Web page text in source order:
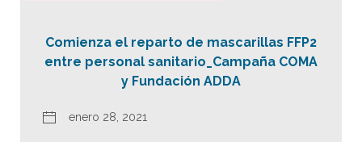
Comienza el reparto de mascarillas FFP2
entre personal sanitario_Campaña COMA
y Fundación ADDA
enero 28, 2021